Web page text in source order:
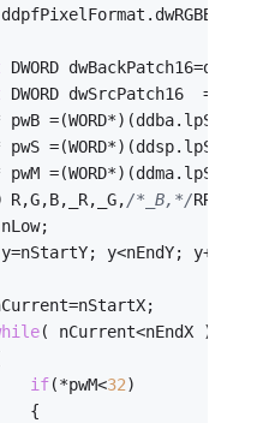
DWORD
DWORD dwSrcPatch16
pwB
pwS
pwM
R,G,B,_R,_G,
/*_B,*/
y<nEndY; y++ )
nCurrent=nStartX;
( nCurrent<nEndX )
if(*pwM<32)
					{